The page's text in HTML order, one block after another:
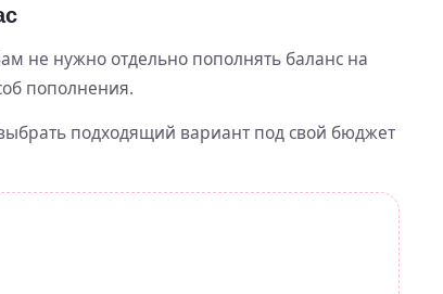
не нужно отдельно пополнять баланс на
пополнения.
подходящий вариант под свой бюджет